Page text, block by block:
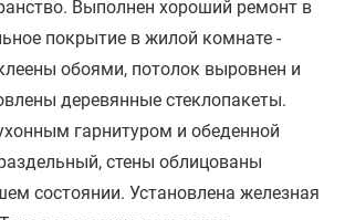
Выполнен хороший ремонт в
покрытие в жилой комнате -
обоями, потолок выровнен и
деревянные стеклопакеты.
гарнитуром и обеденной
стены облицованы
состоянии. Установлена железная